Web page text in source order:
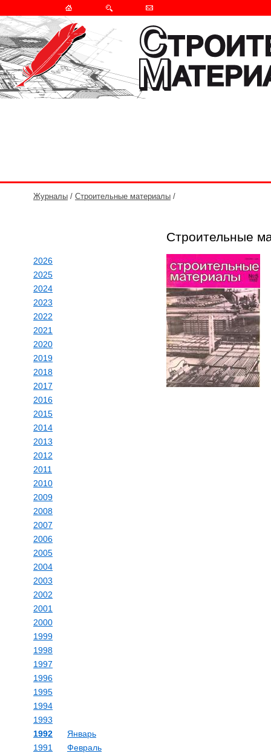
Журналы / Строительные материалы /
Строительные
2026
2025
2024
2023
2022
2021
2020
2019
2018
2017
2016
2015
2014
2013
2012
2011
2010
2009
2008
2007
2006
2005
2004
2003
2002
2001
2000
1999
1998
1997
1996
1995
1994
1993
1992
Январь
Февраль
1991